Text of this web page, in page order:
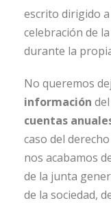
escrito dirigido
celebración de
durante la
No queremos
información
cuentas
caso del
nos acabamos
de la junta
de la sociedad,